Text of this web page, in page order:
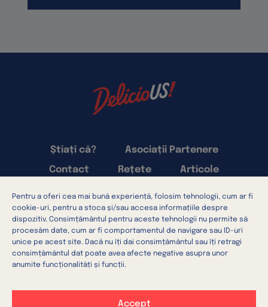
Pentru a oferi cea mai bună experiență, folosim tehnologii, cum ar fi
cookie-uri, pentru a stoca și/sau accesa informațiile despre
dispozitiv. Consimțământul pentru aceste tehnologii nu permite să
procesăm date, cum ar fi comportamentul de navigare sau ID-uri
unice pe acest site. Dacă nu îți dai consimțământul sau îți retragi
consimțământul dat poate avea afecte negative asupra unor
anumite funcționalități și funcții.
Accept
Articole
Rețete
Știați că?
Asociații Partenere
Contact
Termeni și condiții
Confidențialitatea datelor
Setări cookie-uri
Utilizarea cookie-urilor